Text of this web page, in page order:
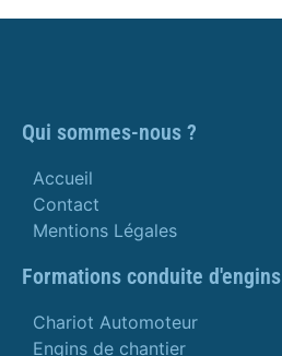
Qui sommes-nous ?
Accueil
Contact
Mentions Légales
Formations conduite d'engins
Chariot Automoteur
Engins de chantier